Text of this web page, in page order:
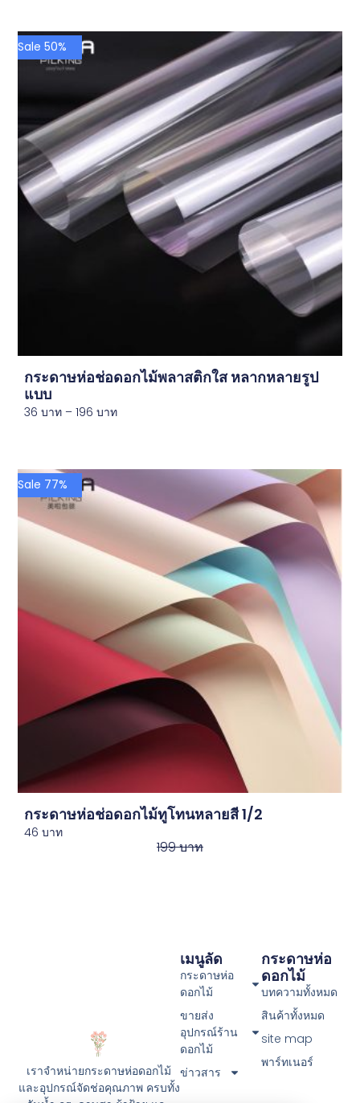
Sale 50%
กระดาษห่อช่อดอกไม้พลาสติกใส หลากหลายรูป
แบบ
36บาท – 196บาท
Sale 77%
กระดาษห่อช่อดอกไม้ทูโทนหลายสี 1/2
199บาท
46บาท
เราจำหน่ายกระดาษห่อดอกไม้
และอุปกรณ์จัดช่อคุณภาพ ครบทั้ง
กระดาษห่อ
ดอกไม้
บทความทั้งหมด
สินค้าทั้งหมด
site map
พาร์ทเนอร์
เมนูลัด
กระดาษห่อ
ดอกไม้
ขายส่ง
อุปกรณ์ร้าน
ดอกไม้
ข่าวสาร